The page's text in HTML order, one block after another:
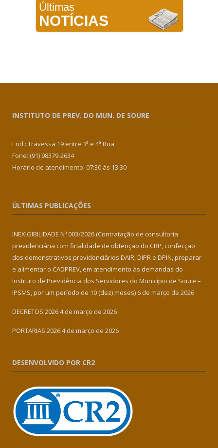
Últimas
NOTÍCIAS
INSTITUTO DE PREV. DO MUN. DE SOURE
End.: Travessa 19 entre 3ª e 4ª Rua
Fone: (91) 98379-2634
Horário de atendimento: 07:30 às 13:30
ÚLTIMAS PUBLICAÇÕES
INEXIGIBILIDADE Nº 003/2026 (Contratação de consultoria
previdenciária com finalidade de obtenção do CRP, confecção
dos demonstrativos previdenciários DAIR, DIPR e DPIN, preparar
e alimentar o CADPREV, em atendimento às demandas do
Instituto de Previdência dos Servidores do Município de Soure –
IPSMS, por um período de 10 (dez) meses) 6 de março de 2026
DECRETOS 20264 de março de 2026
PORTARIAS 20264 de março de 2026
DESENVOLVIDO POR CR2